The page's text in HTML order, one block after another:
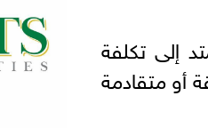
إلى تكلفة
أو متقادمة